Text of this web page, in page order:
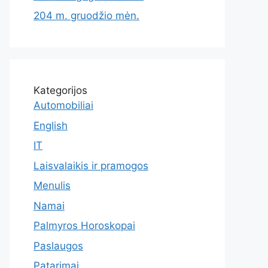
204 m. gruodžio mėn.
Kategorijos
Automobiliai
English
IT
Laisvalaikis ir pramogos
Menulis
Namai
Palmyros Horoskopai
Paslaugos